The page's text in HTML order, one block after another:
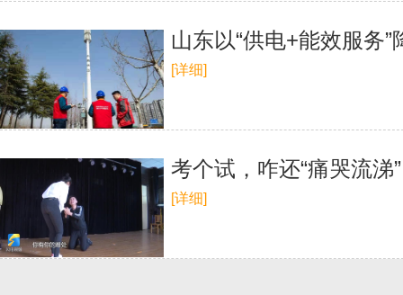
山东以“供电+能效服务
[详细]
考个试，咋还“痛哭流涕
[详细]